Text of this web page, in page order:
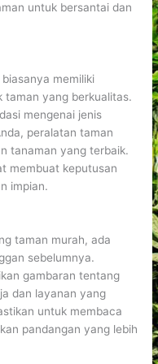
untuk bersantai dan
memiliki
taman yang berkualitas.
mengenai jenis
peralatan taman
tanaman yang terbaik.
membuat keputusan
impian.
taman murah, ada
sebelumnya.
gambaran tentang
dan layanan yang
untuk membaca
pandangan yang lebih